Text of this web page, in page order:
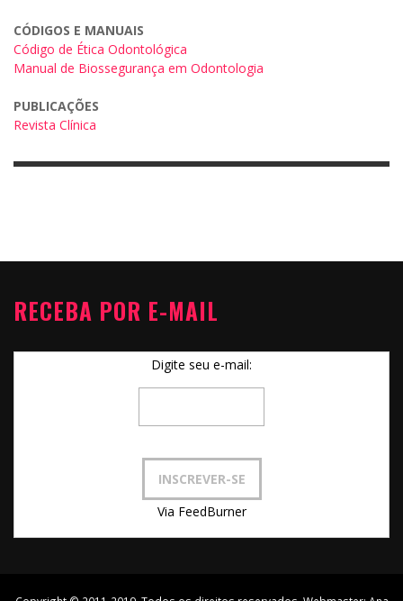
CÓDIGOS E MANUAIS
Código de Ética Odontológica
Manual de Biossegurança em Odontologia
PUBLICAÇÕES
Revista Clínica
RECEBA POR E-MAIL
Digite seu e-mail:
Via FeedBurner